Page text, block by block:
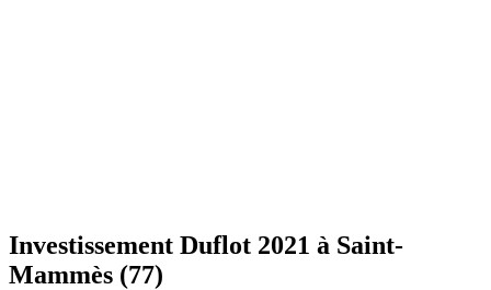
Investissement Duflot 2021 à Saint-
Mammès (77)